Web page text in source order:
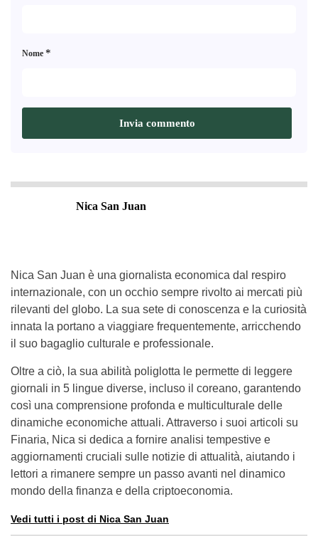
Nome *
Nica San Juan
Nica San Juan è una giornalista economica dal respiro
internazionale, con un occhio sempre rivolto ai mercati più
rilevanti del globo. La sua sete di conoscenza e la curiosità
innata la portano a viaggiare frequentemente, arricchendo
il suo bagaglio culturale e professionale.
Oltre a ciò, la sua abilità poliglotta le permette di leggere
giornali in 5 lingue diverse, incluso il coreano, garantendo
così una comprensione profonda e multiculturale delle
dinamiche economiche attuali. Attraverso i suoi articoli su
Finaria, Nica si dedica a fornire analisi tempestive e
aggiornamenti cruciali sulle notizie di attualità, aiutando i
lettori a rimanere sempre un passo avanti nel dinamico
mondo della finanza e della criptoeconomia.
Vedi tutti i post di Nica San Juan